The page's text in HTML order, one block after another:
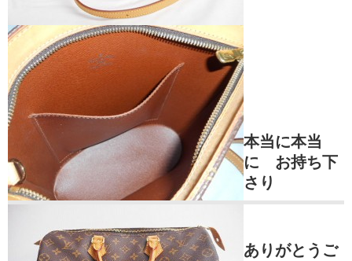
本当に本当
に お持ち下
さり
ありがとうご